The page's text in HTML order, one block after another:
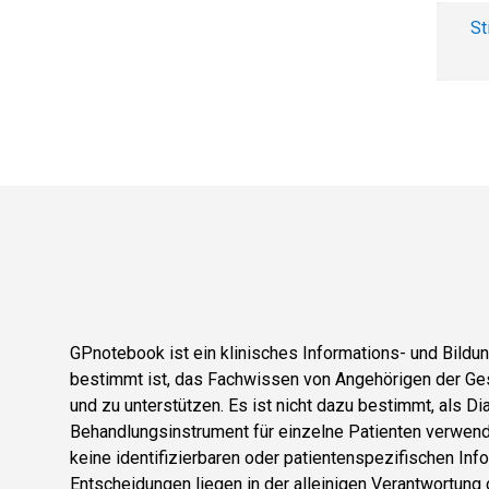
GPnotebook ist ein klinisches Informations- und
bestimmt ist, das Fachwissen von Angehörigen der
und zu unterstützen. Es ist nicht dazu bestimmt, als
Behandlungsinstrument für einzelne Patienten
keine identifizierbaren oder patientenspezifischen
Entscheidungen liegen in der alleinigen